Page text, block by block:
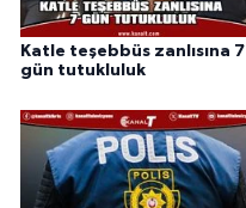
Katle teşebbüs zanlısına 7
gün tutukluluk